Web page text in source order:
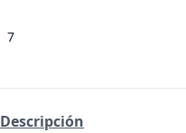
7
Descripción